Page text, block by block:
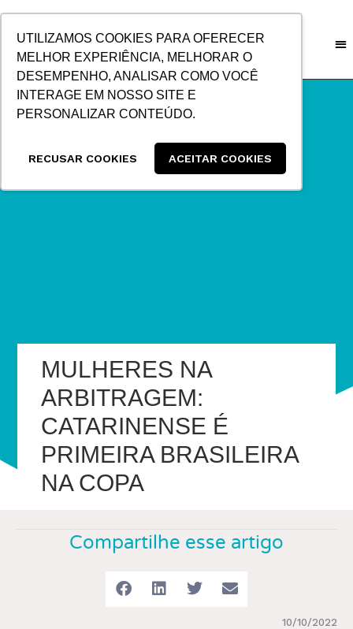
UTILIZAMOS COOKIES PARA OFERECER
MELHOR EXPERIÊNCIA, MELHORAR O
DESEMPENHO, ANALISAR COMO VOCÊ
INTERAGE EM NOSSO SITE E
PERSONALIZAR CONTEÚDO.
RECUSAR COOKIES ACEITAR COOKIES
CONTEÚDO
MULHERES NA
ARBITRAGEM:
CATARINENSE É
PRIMEIRA BRASILEIRA
NA COPA
Compartilhe esse artigo
10/10/2022